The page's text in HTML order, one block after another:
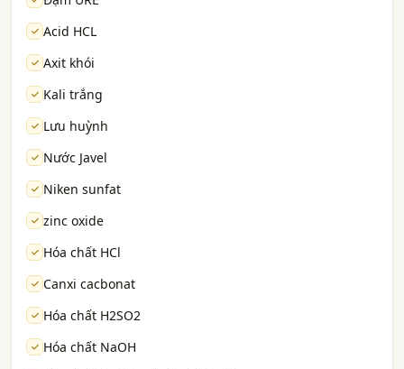
Acid HCL
Axit khói
Kali trắng
Lưu huỳnh
Nước Javel
Niken sunfat
zinc oxide
Hóa chất HCl
Canxi cacbonat
Hóa chất H2SO2
Hóa chất NaOH